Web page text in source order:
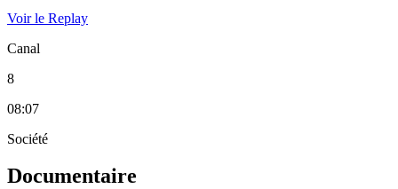
Voir le Replay
Canal
8
08:07
Société
Documentaire